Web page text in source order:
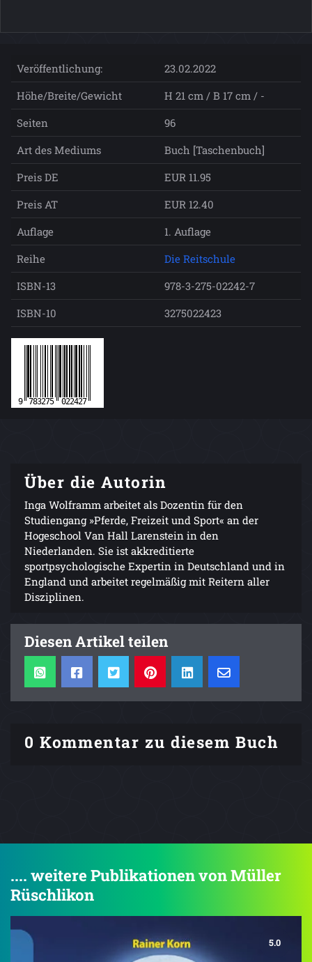
Veröffentlichung:
23.02.2022
Höhe/Breite/Gewicht
H 21 cm / B 17 cm / -
Seiten
96
Art des Mediums
Buch [Taschenbuch]
Preis DE
EUR 11.95
Preis AT
EUR 12.40
Auflage
1. Auflage
Reihe
Die Reitschule
ISBN-13
978-3-275-02242-7
ISBN-10
3275022423
Über die Autorin
Inga Wolframm arbeitet als Dozentin für den
Studiengang »Pferde, Freizeit und Sport« an der
Hogeschool Van Hall Larenstein in den
Niederlanden. Sie ist akkreditierte
sportpsychologische Expertin in Deutschland und in
England und arbeitet regelmäßig mit Reitern aller
Disziplinen.
Diesen Artikel teilen
0 Kommentar zu diesem Buch
.... weitere Publikationen von Müller
Rüschlikon
5.0